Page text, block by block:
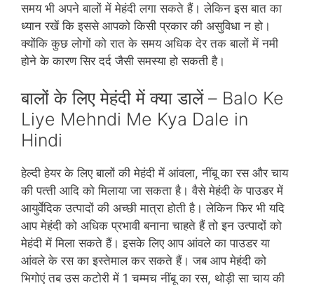
समय भी अपने बालों में मेहंदी लगा सकते हैं। लेकिन इस बात का
ध्‍यान रखें कि इससे आपको किसी प्रकार की असुविधा न हो।
क्‍योंकि कुछ लोगों को रात के समय अधिक देर तक बालों में नमी
होने के कारण सिर दर्द जैसी समस्‍या हो सकती है।
बालों के लिए मेहंदी में क्‍या डालें – Balo Ke
Liye Mehndi Me Kya Dale in
Hindi
हेल्‍दी हेयर के लिए बालों की मेहंदी में आंवला, नींबू का रस और चाय
की पत्‍ती आदि को मिलाया जा सकता है। वैसे मेहंदी के पाउडर में
आयुर्वेदिक उत्‍पादों की अच्‍छी मात्रा होती है। लेकिन फिर भी यदि
आप मेहंदी को अधिक प्रभावी बनाना चाहते हैं तो इन उत्‍पादों को
मेहंदी में मिला सकते हैं। इसके लिए आप आंवले का पाउडर या
आंवले के रस का इस्‍तेमाल कर सकते हैं। जब आप मेहंदी को
भिगोएं तब उस कटोरी में 1 चम्‍मच नींबू का रस, थोड़ी सा चाय की